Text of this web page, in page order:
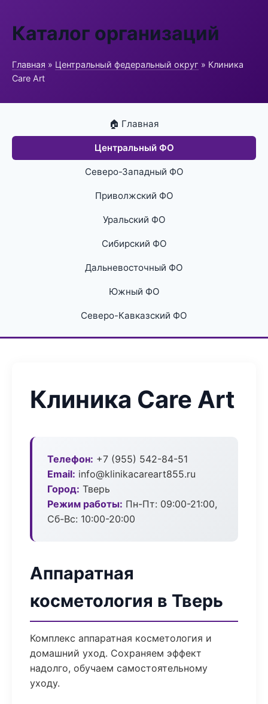
Каталог организаций
Главная » Центральный федеральный округ » Клиника
Care Art
🏠 Главная
Центральный ФО
Северо-Западный ФО
Приволжский ФО
Уральский ФО
Сибирский ФО
Дальневосточный ФО
Южный ФО
Северо-Кавказский ФО
Клиника Care Art
Телефон: +7 (955) 542-84-51
Email: info@klinikacareart855.ru
Город: Тверь
Режим работы: Пн-Пт: 09:00-21:00,
Сб-Вс: 10:00-20:00
Аппаратная
косметология в Тверь
Комплекс аппаратная косметология и
домашний уход. Сохраняем эффект
надолго, обучаем самостоятельному
уходу.